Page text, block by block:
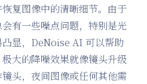
复图像中的清晰细节。由于
有一些噪点问题，特别是光
显，DeNoise AI 可以帮助
大的降噪效果就像镜头升级
头，夜间图像或任何其他需